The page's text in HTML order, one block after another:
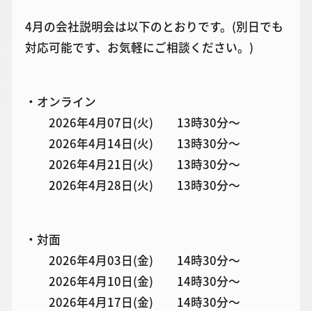
4月の会社説明会は以下のとおりです。(別日でも
対応可能です、お気軽にご相談ください。)
・オンライン
2026年4月07日(火) 13時30分～
2026年4月14日(火) 13時30分～
2026年4月21日(火) 13時30分～
2026年4月28日(火) 13時30分～
・対面
2026年4月03日(金) 14時30分～
2026年4月10日(金) 14時30分～
2026年4月17日(金) 14時30分～